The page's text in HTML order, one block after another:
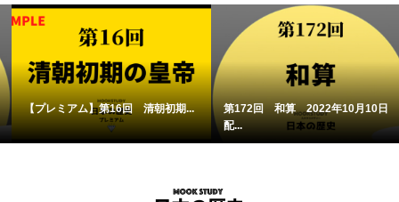
【プレミアム】第16回 清朝初期...
第172回 和算 2022年10月10日
配...